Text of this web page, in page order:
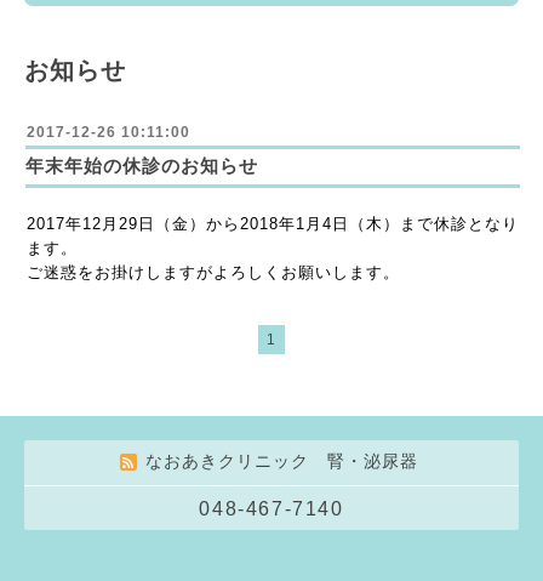
お知らせ
2017-12-26 10:11:00
年末年始の休診のお知らせ
2017年12月29日（金）から2018年1月4日（木）まで休診となり
ます。
ご迷惑をお掛けしますがよろしくお願いします。
1
なおあきクリニック 腎・泌尿器
048-467-7140